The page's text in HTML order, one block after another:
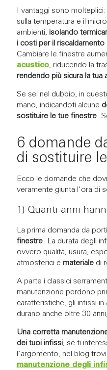
I vantaggi sono
sulla temperatura e il
ambienti, isolando
i costi per il riscaldamento
Cambiare le finestre
acustico, riducendo la
rendendo più sicura la tua
Se sei nel dubbio, in
mano, indicandoti alcune
sostituire le tue finestre.
6 domande
di sostituire
Ecco le domande che
veramente giunta l’ora di
1) Quanti anni
La prima domanda da
finestre. La durata degli
ovvero qualità, usura,
atmosferici e materiale di
A parte i classici
manutenzione perdono
caratteristiche, gli infissi in
durano anche oltre 30
Una corretta
dei tuoi infissi, se ti
l’argomento, nel blog
manutenzione degli